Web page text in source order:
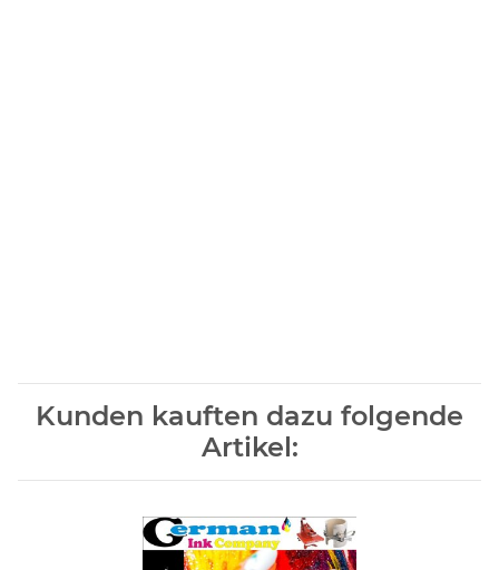
Kunden kauften dazu folgende
Artikel: